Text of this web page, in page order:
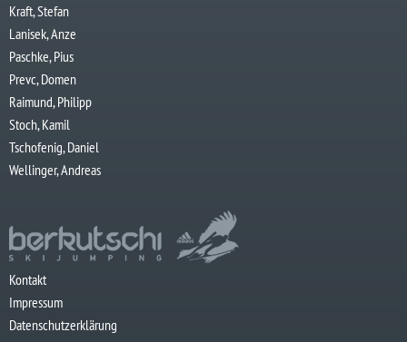
Kraft, Stefan
Lanisek, Anze
Paschke, Pius
Prevc, Domen
Raimund, Philipp
Stoch, Kamil
Tschofenig, Daniel
Wellinger, Andreas
Kontakt
Impressum
Datenschutzerklärung